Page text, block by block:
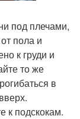
под плечами,
пола и
к груди и
то же
в
к подскокам.